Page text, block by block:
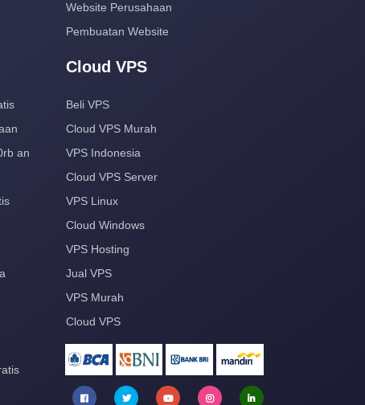
Website Perusahaan
Pembuatan Website
an
Cloud VPS
Beli VPS
Cloud VPS Murah
VPS Indonesia
Cloud VPS Server
VPS Linux
Cloud Windows
VPS Hosting
Jual VPS
VPS Murah
Cloud VPS